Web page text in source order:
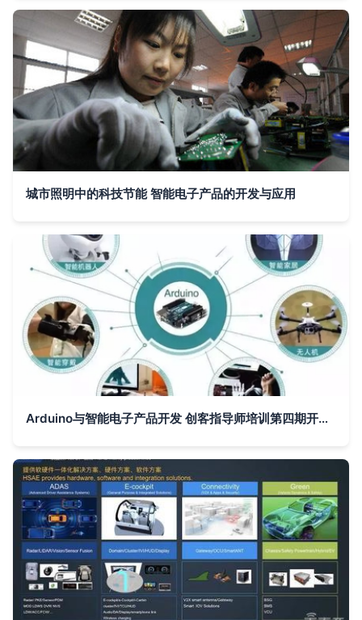
城市照明中的科技节能 智能电子产品的开发与应用
Arduino与智能电子产品开发 创客指导师培训第四期开启，北京7月17日前报名